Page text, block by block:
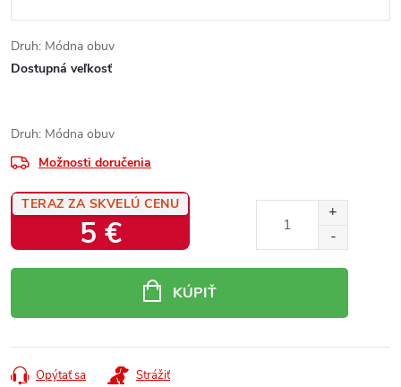
Druh: Módna obuv
Dostupná veľkosť
Druh: Módna obuv
Možnosti doručenia
TERAZ ZA SKVELÚ CENU
5 €
KÚPIŤ
Opýtať sa Strážiť